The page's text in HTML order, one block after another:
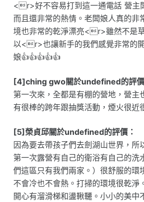
<r>好不容易打到這一通電話 營主
而且還非常的熱情。老闆娘人真的非
境也非常的乾淨漂亮<r>雖然不是
以<r>也讓新手的我們感覺非常的
娘👍👍👍👍👍
[4]ching gwo關於undefined的評價
第一次來，全都是有棚的營地，營主
有很棒的跨年跟抽獎活動，煙火很近
[5]榮貞邱關於undefined的評價：
因為要去帶孩子們去劍湖山世界，所
第一次露營有自己的衛浴有自己的洗
們這區只有我們兩家。）很舒服的環
不會冷也不會熱。打掃的環境很乾淨
開心有溜滑梯和盪鞦韆。小小的美中